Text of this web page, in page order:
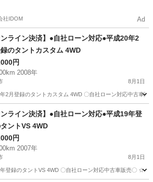
社IDOM Ad
ンライン決済】●自社ローン対応●平成20年2
録のタントカスタム 4WD
円
2008年
8月1日
年2月登録のタントカスタム 4WD 〇自社ローン対応
ハツ 車両
ンライン決済】●自社ローン対応●平成19年登
ントVS 4WD
円
2007年
8月1日
年登録のタントVS 4WD 〇自社ローン対応中古車販